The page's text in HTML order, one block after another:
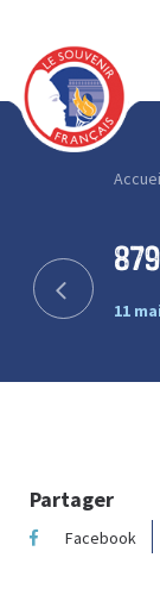
11
Partager
Facebook